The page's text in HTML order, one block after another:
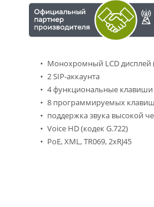
Монохромный LCD дисплей
2 SIP-аккаунта
4 функциональные клавиши
8 программируемых клавиш
поддержка звука высокой
Voice HD (кодек G.722)
PoE, XML, TR069, 2xRJ45